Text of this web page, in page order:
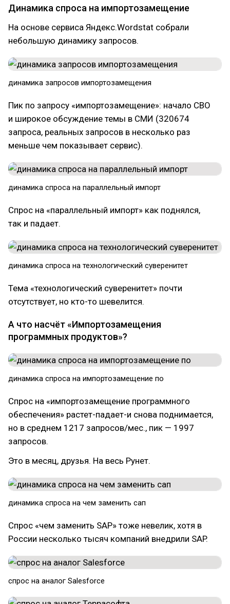
Динамика спроса на импортозамещение
На основе сервиса Яндекс.Wordstat собрали
небольшую динамику запросов.
динамика запросов импортозамещения
Пик по запросу «импортозамещение»: начало СВО
и широкое обсуждение темы в СМИ (320674
запроса, реальных запросов в несколько раз
меньше чем показывает сервис).
динамика спроса на параллельный импорт
Спрос на «параллельный импорт» как поднялся,
так и падает.
динамика спроса на технологический суверенитет
Тема «технологический суверенитет» почти
отсутствует, но кто-то шевелится.
А что насчёт «Импортозамещения
программных продуктов»?
динамика спроса на импортозамещение по
Спрос на «импортозамещение программного
обеспечения» растет-падает-и снова поднимается,
но в среднем 1217 запросов/мес., пик — 1997
запросов.
Это в месяц, друзья. На весь Рунет.
динамика спроса на чем заменить сап
Спрос «чем заменить SAP» тоже невелик, хотя в
России несколько тысяч компаний внедрили SAP.
спрос на аналог Salesforce